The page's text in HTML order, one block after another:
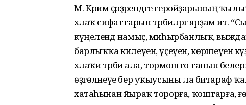
М. Кәрим әҫәрҙәрендәге геройҙарының
әхлаҡ сифаттарын тәрбиәләргә ярҙам итә.
күңелендә намыҫ, миһырбанлыҡ,
барлыҡҡа килеүен, үҫеүен, көрәшеүен
әхлаҡи тәрбиә ала, тормошто танып белергә
өҙгөләнеүе бер уҡыусыны ла битараф
хатаһынан йыраҡ торорға, ҡоштарға,